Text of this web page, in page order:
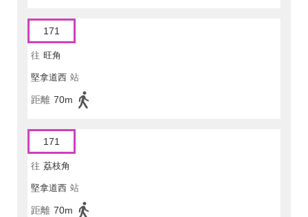
171
往 旺角
堅拿道西 站
距離 70m
171
往 荔枝角
堅拿道西 站
距離 70m